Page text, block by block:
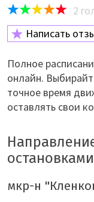
2
Написать
Полное
онлайн.
точное время
оставлять свои
остановками
мкр-н